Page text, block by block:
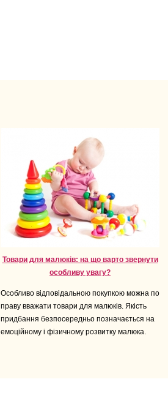
Товари для малюків: на що варто звернути
особливу увагу?
Особливо відповідальною покупкою можна по
праву вважати товари для малюків. Якість
придбання безпосередньо позначається на
емоційному і фізичному розвитку малюка.